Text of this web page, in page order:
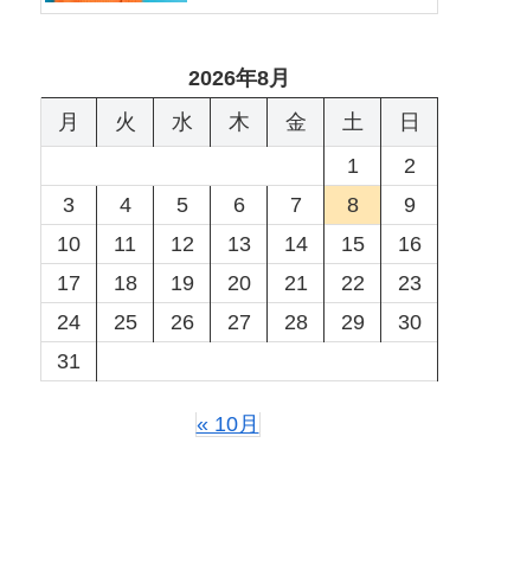
2026年8月
月
火 水 木 金 土
日
1
2
3
4 5 6 7 8
9
10
11 12 13 14 15
16
17
18 19 20 21 22
23
24
25 26 27 28 29
30
31
« 10月